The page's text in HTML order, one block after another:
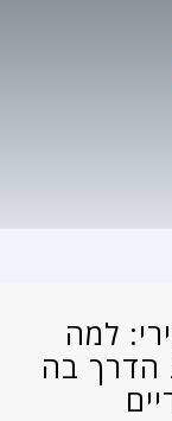
למה
הדרך בה